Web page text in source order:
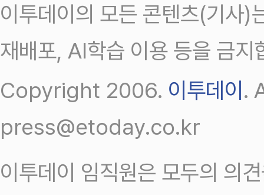
이투데이의 모든 콘텐츠(기사)
재배포, AI학습 이용 등을 금지
Copyright 2006. 이투데이 .
press@etoday.co.kr
이투데이 임직원은 모두의 의